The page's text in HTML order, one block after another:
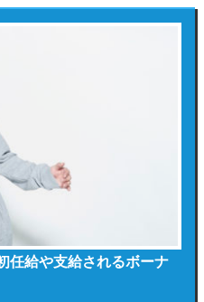
任給や支給されるボーナ